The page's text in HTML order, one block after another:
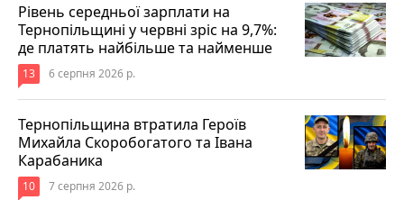
Рівень середньої зарплати на
Тернопільщині у червні зріс на 9,7%:
де платять найбільше та найменше
13 6 серпня 2026 р.
Тернопільщина втратила Героїв
Михайла Скоробогатого та Івана
Карабаника
10 7 серпня 2026 р.